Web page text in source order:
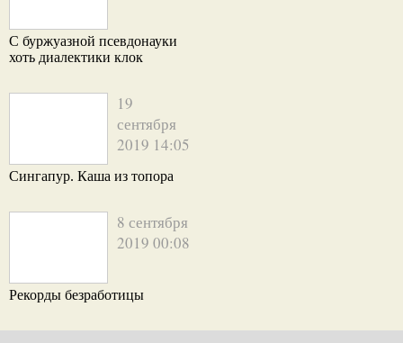
С буржуазной псевдонауки
хоть диалектики клок
19
сентября
2019 14:05
Сингапур. Каша из топора
8 сентября
2019 00:08
Рекорды безработицы